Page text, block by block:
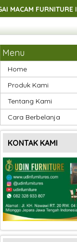
INDOOR
INDOOR
INDOOR
Menu
Home
Produk Kami
Tentang Kami
Cara Berbelanja
KONTAK KAMI